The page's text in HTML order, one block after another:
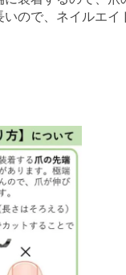
ので、ネイルエ